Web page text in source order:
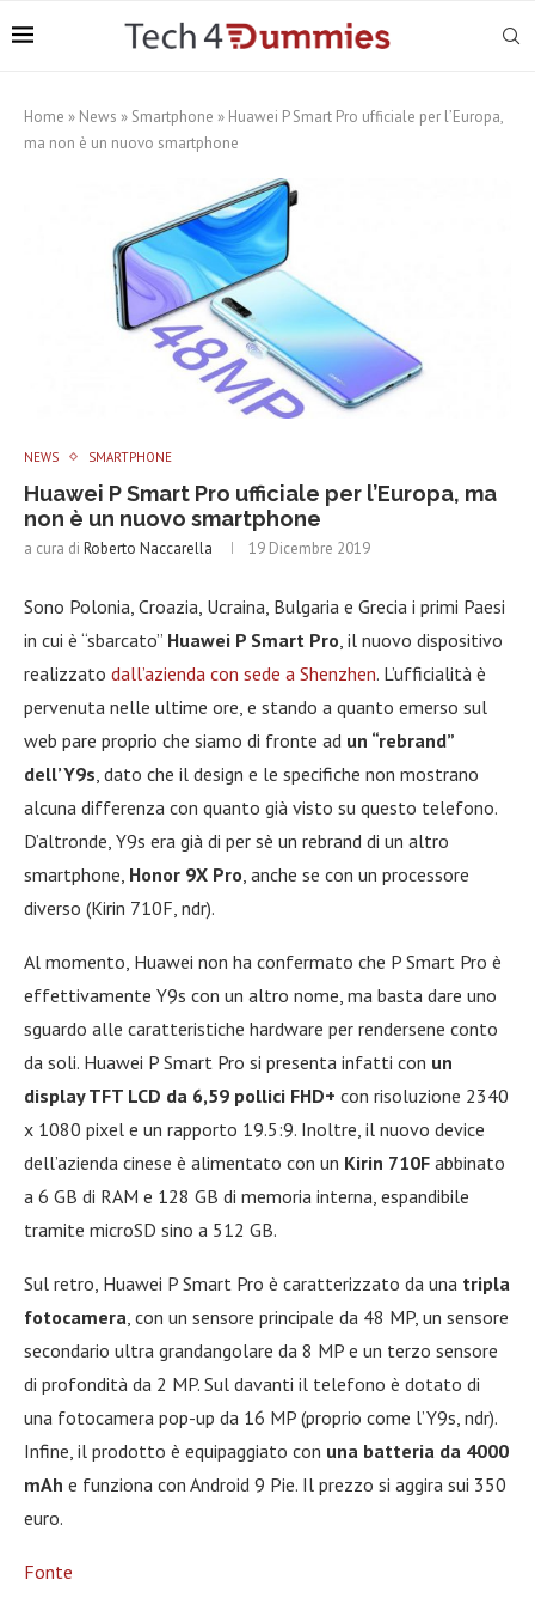
Home » News » Smartphone » Huawei P Smart Pro ufficiale per l’Europa,
ma non è un nuovo smartphone
NEWS SMARTPHONE
Huawei P Smart Pro ufficiale per l’Europa, ma
non è un nuovo smartphone
a cura di Roberto Naccarella 19 Dicembre 2019
Sono Polonia, Croazia, Ucraina, Bulgaria e Grecia i primi Paesi
in cui è “sbarcato” Huawei P Smart Pro , il nuovo dispositivo
realizzato dall’azienda con sede a Shenzhen. L’ufficialità è
pervenuta nelle ultime ore, e stando a quanto emerso sul
web pare proprio che siamo di fronte ad un “rebrand”
dell’Y9s , dato che il design e le specifiche non mostrano
alcuna differenza con quanto già visto su questo telefono.
D’altronde, Y9s era già di per sè un rebrand di un altro
smartphone, Honor 9X Pro , anche se con un processore
diverso (Kirin 710F, ndr).
Al momento, Huawei non ha confermato che P Smart Pro è
effettivamente Y9s con un altro nome, ma basta dare uno
sguardo alle caratteristiche hardware per rendersene conto
da soli. Huawei P Smart Pro si presenta infatti con un
display TFT LCD da 6,59 pollici FHD+ con risoluzione 2340
x 1080 pixel e un rapporto 19.5:9. Inoltre, il nuovo device
dell’azienda cinese è alimentato con un Kirin 710F abbinato
a 6 GB di RAM e 128 GB di memoria interna, espandibile
tramite microSD sino a 512 GB.
Sul retro, Huawei P Smart Pro è caratterizzato da una tripla
fotocamera , con un sensore principale da 48 MP, un sensore
secondario ultra grandangolare da 8 MP e un terzo sensore
di profondità da 2 MP. Sul davanti il telefono è dotato di
una fotocamera pop-up da 16 MP (proprio come l’Y9s, ndr).
Infine, il prodotto è equipaggiato con una batteria da 4000
mAh e funziona con Android 9 Pie. Il prezzo si aggira sui 350
euro.
Fonte